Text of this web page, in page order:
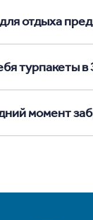
отдыха
турпакеты
момент